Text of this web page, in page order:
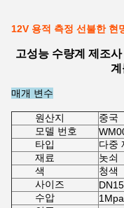
12V 용적 측정 선불한 현
고성능 수량계 제조
계
매개 변수
원산지
중국
모델 번호
타입
다중
재료
놋쇠
색
청색
사이즈
수압